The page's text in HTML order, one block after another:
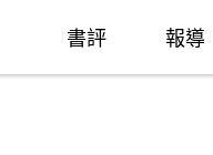
書評 報導